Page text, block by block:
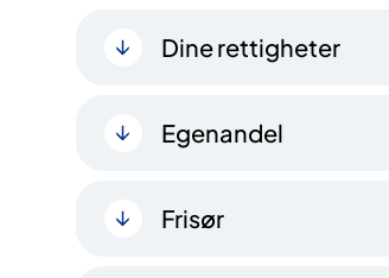
Dine rettigheter
Egenandel
Frisør